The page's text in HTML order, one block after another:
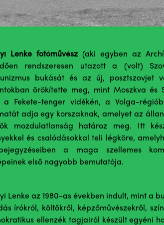
Lenke fotóművész (aki egyben az
rendszeresen utazott a (volt)
bukását és az új, posztszovjet
örökítette meg, mint Moszkva és
a Fekete-tenger vidékén, a Volga-
adja egy korszaknak, amelyet az
mozdulatlanság határoz meg. Itt
és csalódásokkal teli légköre,
a maga szellemes
első nagyobb bemutatója.
Lenke az 1980-as években indult, mint a
írókról, költőkről, képzőművészekről,
ellenzék tagjairól készült egyéni